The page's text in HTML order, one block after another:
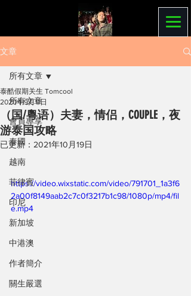
文章
所有文章
會員專享
泰國
越南
菲律賓
印尼
新加坡
中港澳
作者簡介
關生嚴選
所有文章
（国/粵语）夫妻，情侣，COUPLE，夜
游泰国攻略
泰酷假期关生 Tomcool
2020年9月11日
已更新： 2021年10月19日
https://video.wixstatic.com/video/791701_1a3f6
2a00f8149aab2c7c0f3217b1c98/1080p/mp4/fil
e.mp4